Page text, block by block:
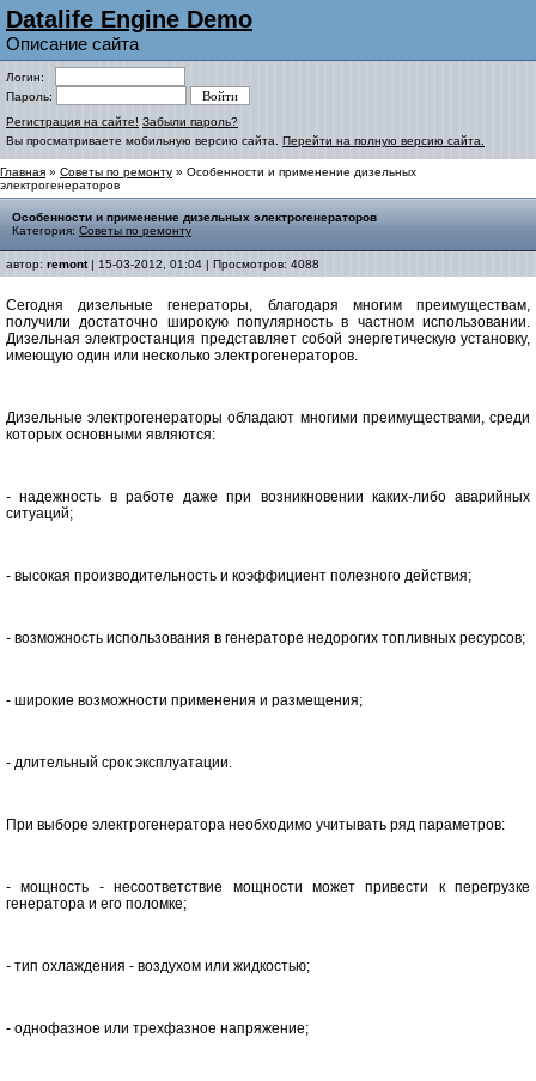
Datalife Engine Demo
Описание сайта
Логин:
Пароль:
Регистрация на сайте! Забыли пароль?
Вы просматриваете мобильную версию сайта. Перейти на полную версию сайта.
Главная » Советы по ремонту » Особенности и применение дизельных
электрогенераторов
Особенности и применение дизельных электрогенераторов
Категория: Советы по ремонту
автор: remont| 15-03-2012, 01:04 | Просмотров: 4088
Сегодня дизельные генераторы, благодаря многим преимуществам,
получили достаточно широкую популярность в частном использовании.
Дизельная электростанция представляет собой энергетическую установку,
имеющую один или несколько электрогенераторов.
Дизельные электрогенераторы обладают многими преимуществами, среди
которых основными являются:
- надежность в работе даже при возникновении каких-либо аварийных
ситуаций;
- высокая производительность и коэффициент полезного действия;
- возможность использования в генераторе недорогих топливных ресурсов;
- широкие возможности применения и размещения;
- длительный срок эксплуатации.
При выборе электрогенератора необходимо учитывать ряд параметров:
- мощность - несоответствие мощности может привести к перегрузке
генератора и его поломке;
- тип охлаждения - воздухом или жидкостью;
- однофазное или трехфазное напряжение;